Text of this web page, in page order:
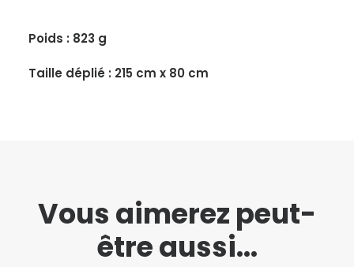
Poids : 823 g
Taille déplié : 215 cm x 80 cm
Vous aimerez peut-
être aussi...